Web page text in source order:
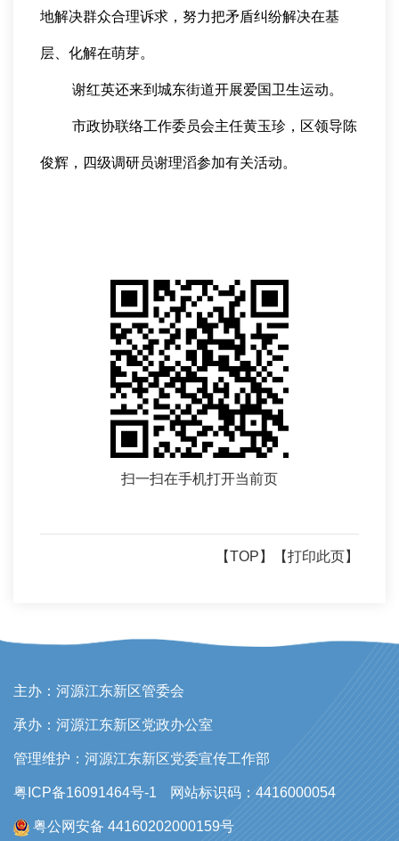
地解决群众合理诉求，努力把矛盾纠纷解决在基
层、化解在萌芽。
谢红英还来到城东街道开展爱国卫生运动。
市政协联络工作委员会主任黄玉珍，区领导陈
俊辉，四级调研员谢理滔参加有关活动。
扫一扫在手机打开当前页
【TOP】 【打印此页】
主办：河源江东新区管委会
承办：河源江东新区党政办公室
管理维护：河源江东新区党委宣传工作部
粤ICP备16091464号-1 网站标识码：4416000054
粤公网安备 44160202000159号